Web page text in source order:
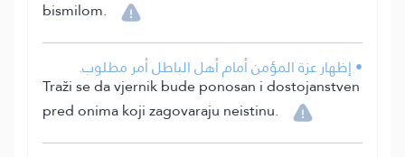
bismilom.
• إظهار عزة المؤمن أمام أهل الباطل أمر مطلوب.
Traži se da vjernik bude ponosan i dostojanstven
pred onima koji zagovaraju neistinu.